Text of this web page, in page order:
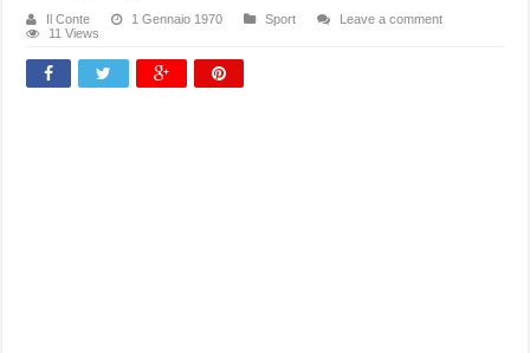
Il Conte 1 Gennaio 1970 Sport
Leave a comment
11 Views